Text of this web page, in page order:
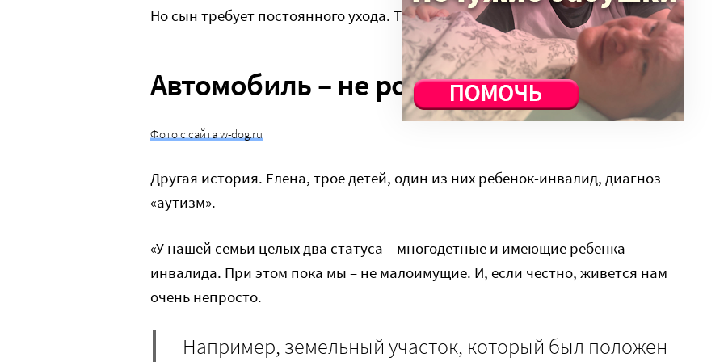
Но сын требует постоянного ухода. Так что выйти на работу я не могу».
Автомобиль – не роскошь
Фото с сайта w-dog.ru
Другая история. Елена, трое детей, один из них ребенок-инвалид, диагноз
«аутизм».
«У нашей семьи целых два статуса – многодетные и имеющие ребенка-
инвалида. При этом пока мы – не малоимущие. И, если честно, живется нам
очень непросто.
Например, земельный участок, который был положен